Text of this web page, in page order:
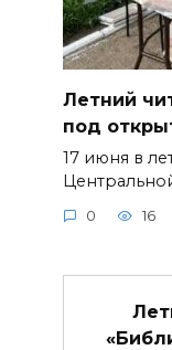
Летний
под
17 июня в
0 16